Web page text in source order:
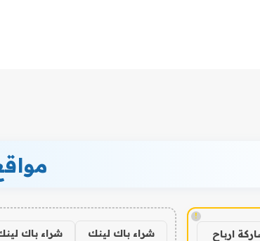
!
ارباح
شراء باك لينك شراء باك